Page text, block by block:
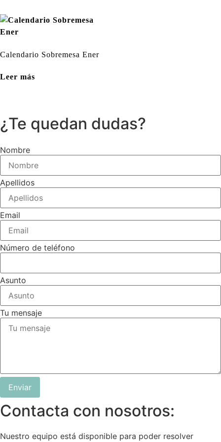
Calendario Sobremesa Ener
Leer más
¿Te quedan dudas?
Nombre
Apellidos
Email
Número de teléfono
Asunto
Tu mensaje
Enviar
Contacta con nosotros:
Nuestro equipo está disponible para poder resolver